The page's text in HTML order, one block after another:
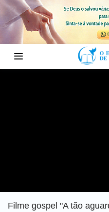
Filme gospel "A tão